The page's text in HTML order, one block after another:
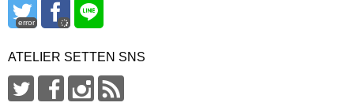
error
ATELIER SETTEN SNS